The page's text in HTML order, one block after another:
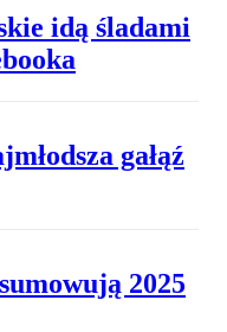
idą śladami
gałąź
2025